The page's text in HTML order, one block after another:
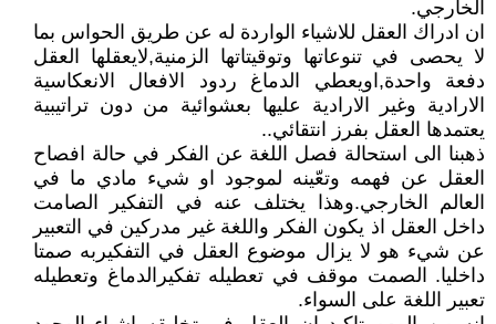
الخارجي.
ان ادراك العقل للاشياء الواردة له عن طريق الحواس بما
لا يحصى في تنوعاتها وتوقيتاتها الزمنية,لايعقلها العقل
دفعة واحدة,اويعطي الدماغ ردود الافعال الانعكاسية
الارادية وغير الارادية عليها بعشوائية من دون تراتيبية
يعتمدها العقل بفرز انتقائي..
ذهبنا الى استحالة فصل اللغة عن الفكر في حالة افصاح
العقل عن فهمه وتعّينه لموجود او شيء مادي ما في
العالم الخارجي.وهذا يختلف عنه في التفكير الصامت
داخل العقل اذ يكون الفكر واللغة غير مدركين في التعبير
عن شيء هو لا يزال موضوع العقل في التفكيربه صمتا
داخليا. الصمت موقف في تعطيله تفكيرالدماغ وتعطيله
تعبير اللغة على السواء.